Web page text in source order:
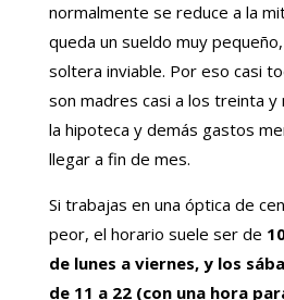
normalmente se reduce a la
queda un sueldo muy
soltera inviable. Por eso casi
son madres casi a los treinta
la hipoteca y demás gastos
llegar a fin de mes.
Si trabajas en una óptica de
peor, el horario suele ser de
de lunes a viernes, y los
de 11 a 22 (con una hora